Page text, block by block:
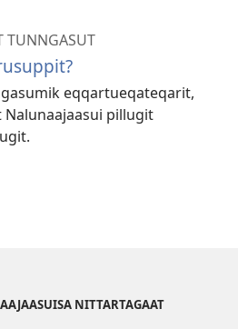
TUNNGASUT
eqqar­tueqateqarit,
Nalunaajaasui pillugit
NITTARTAGAAT